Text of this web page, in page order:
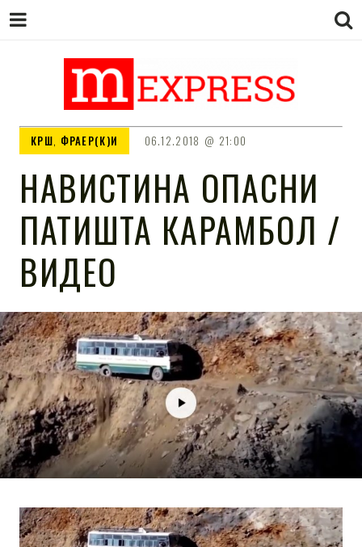
M EXPRESS
КРШ, ФРАЕР(К)И 06.12.2018 21:00
НАВИСТИНА ОПАСНИ
ПАТИШТА КАРАМБОЛ /
ВИДЕО